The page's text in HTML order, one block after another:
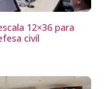
12×36 para
civil